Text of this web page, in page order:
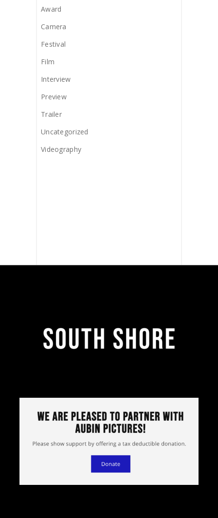
Award
Camera
Festival
Film
Interview
Preview
Trailer
Uncategorized
Videography